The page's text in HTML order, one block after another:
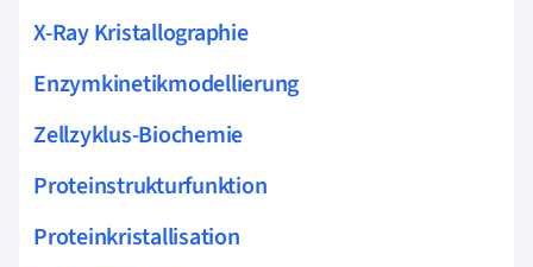
X-Ray Kristallographie
Enzymkinetikmodellierung
Zellzyklus-Biochemie
Proteinstrukturfunktion
Proteinkristallisation